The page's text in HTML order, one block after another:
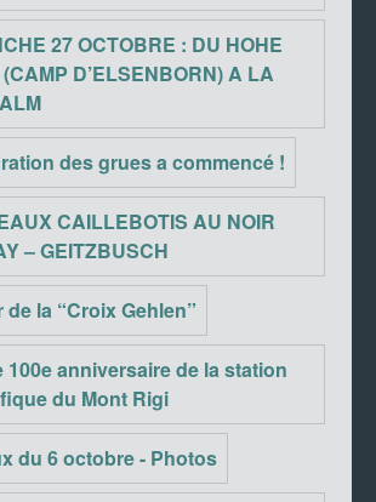
27 OCTOBRE : DU HOHE
D’ELSENBORN) A LA
des grues a commencé !
CAILLEBOTIS AU NOIR
– GEITZBUSCH
la “Croix Gehlen”
100e anniversaire de la station
du Mont Rigi
du 6 octobre - Photos